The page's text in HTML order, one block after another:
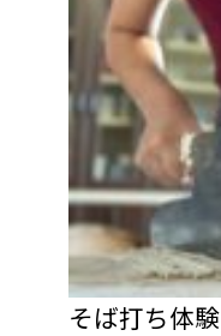
そば打ち体験